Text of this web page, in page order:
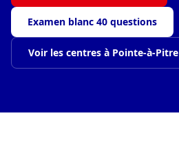
Examen blanc 40 questions
Voir les centres à Pointe-à-Pitre